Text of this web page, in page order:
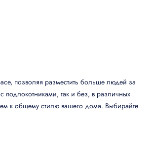
позволяя разместить больше людей за
подлокотниками, так и без, в различных
к общему стилю вашего дома. Выбирайте